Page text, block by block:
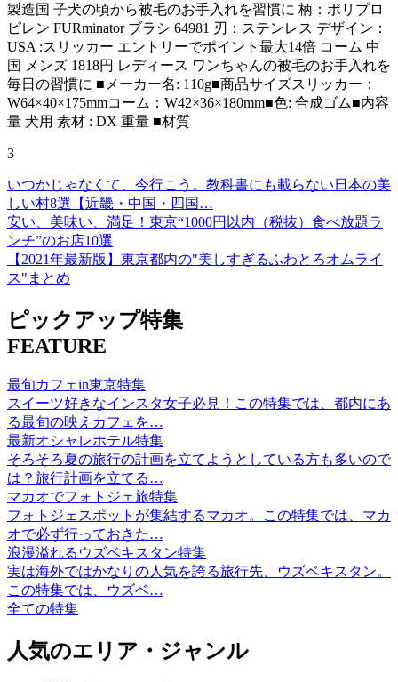
製造国 子犬の頃から被毛のお手入れを習慣に 柄：ポリプロ
ピレン FURminator ブラシ 64981 刃：ステンレス デザイン：
USA :スリッカー エントリーでポイント最大14倍 コーム 中
国 メンズ 1818円 レディース ワンちゃんの被毛のお手入れを
毎日の習慣に ■メーカー名: 110g■商品サイズスリッカー：
W64×40×175mmコーム：W42×36×180mm■色: 合成ゴム■内容
量 犬用 素材 : DX 重量 ■材質
3
いつかじゃなくて、今行こう。教科書にも載らない日本の美
しい村8選【近畿・中国・四国…
安い、美味い、満足！東京“1000円以内（税抜）食べ放題ラ
ンチ”のお店10選
【2021年最新版】東京都内の"美しすぎるふわとろオムライ
ス"まとめ
ピックアップ特集
FEATURE
最旬カフェin東京特集
スイーツ好きなインスタ女子必見！この特集では、都内にあ
る最旬の映えカフェを…
最新オシャレホテル特集
そろそろ夏の旅行の計画を立てようとしている方も多いので
は？旅行計画を立てる…
マカオでフォトジェ旅特集
フォトジェスポットが集結するマカオ。この特集では、マカ
オで必ず行っておきた…
浪漫溢れるウズベキスタン特集
実は海外ではかなりの人気を誇る旅行先、ウズベキスタン。
この特集では、ウズベ…
全ての特集
人気のエリア・ジャンル